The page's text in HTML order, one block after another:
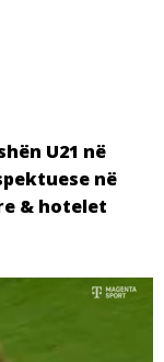
U21 në
në
& hotelet